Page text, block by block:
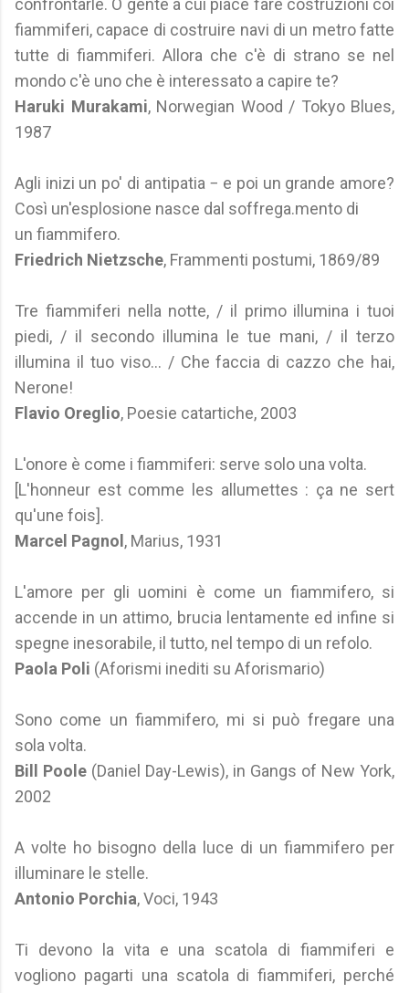
confrontarle. O gente a cui piace fare costruzioni coi
fiammiferi, capace di costruire navi di un metro fatte
tutte di fiammiferi. Allora che c'è di strano se nel
mondo c'è uno che è interessato a capire te?
Haruki Murakami, Norwegian Wood / Tokyo Blues,
1987
Agli inizi un po' di antipatia − e poi un grande amore?
Così un'esplosione nasce dal soffrega.mento di
un fiammifero.
Friedrich Nietzsche, Frammenti postumi, 1869/89
Tre fiammiferi nella notte, / il primo illumina i tuoi
piedi, / il secondo illumina le tue mani, / il terzo
illumina il tuo viso... / Che faccia di cazzo che hai,
Nerone!
Flavio Oreglio, Poesie catartiche, 2003
L'onore è come i fiammiferi: serve solo una volta.
[L'honneur est comme les allumettes : ça ne sert
qu'une fois].
Marcel Pagnol , Marius, 1931
L'amore per gli uomini è come un fiammifero, si
accende in un attimo, brucia lentamente ed infine si
spegne inesorabile, il tutto, nel tempo di un refolo.
Paola Poli (Aforismi inediti su Aforismario)
Sono come un fiammifero, mi si può fregare una
sola volta.
Bill Poole (Daniel Day-Lewis), in Gangs of New York,
2002
A volte ho bisogno della luce di un fiammifero per
illuminare le stelle.
Antonio Porchia, Voci, 1943
Ti devono la vita e una scatola di fiammiferi e
vogliono pagarti una scatola di fiammiferi, perché